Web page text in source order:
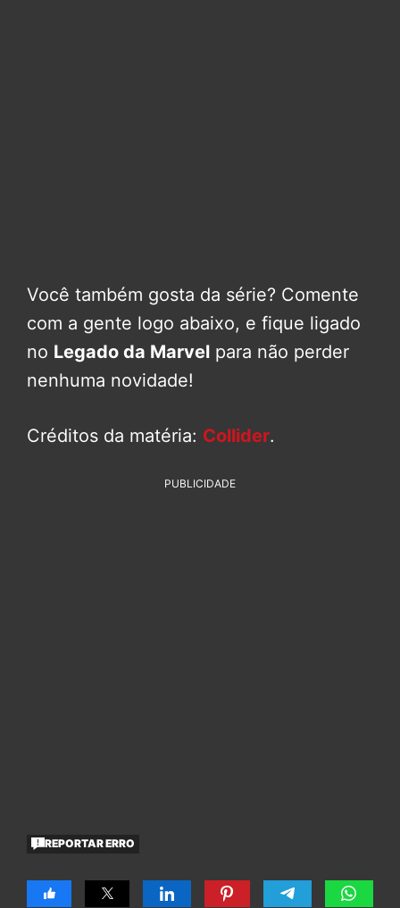
Você também gosta da série? Comente
com a gente logo abaixo, e fique ligado
no Legado da Marvel para não perder
nenhuma novidade!
Créditos da matéria: Collider.
PUBLICIDADE
REPORTAR ERRO